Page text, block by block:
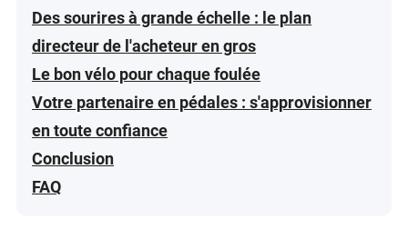
Des sourires à grande échelle : le plan
directeur de l'acheteur en gros
Le bon vélo pour chaque foulée
Votre partenaire en pédales : s'approvisionner
en toute confiance
Conclusion
FAQ